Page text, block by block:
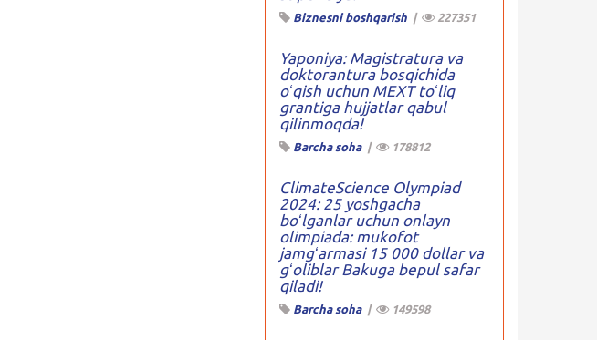
Biznesni boshqarish| 227351
Yaponiya: Magistratura va
doktorantura bosqichida
oʻqish uchun MEXT toʻliq
grantiga hujjatlar qabul
qilinmoqda!
Barcha soha| 178812
ClimateScience Olympiad
2024: 25 yoshgacha
boʻlganlar uchun onlayn
olimpiada: mukofot
jamgʻarmasi 15 000 dollar va
gʻoliblar Bakuga bepul safar
qiladi!
Barcha soha| 149598